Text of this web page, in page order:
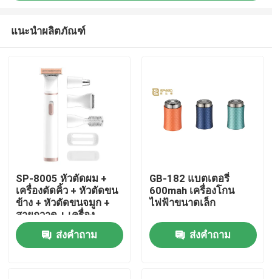
บ้าน
แนะนำผลิตภัณฑ์
SP-8005 หัวตัดผม +
เครื่องตัดคิ้ว + หัวตัดขน
ข้าง + หัวตัดขนจมูก +
สายกวาด + เครื่อง
ป้องกัน
ส่งคำถาม
GB-182 แบตเตอรี่
600mah เครื่องโกน
ไฟฟ้าขนาดเล็ก
ส่งคำถาม